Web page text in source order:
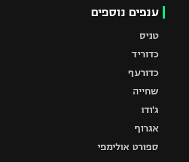
ענפים נוספים
טניס
כדוריד
כדורעף
שחייה
ג'ודו
אגרוף
ספורט אולימפי